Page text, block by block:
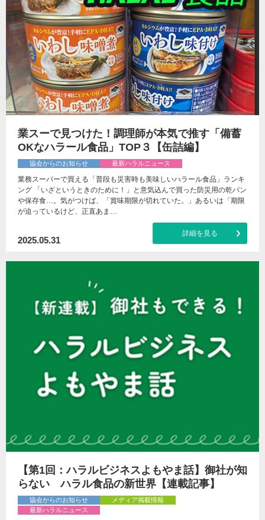
業スーで見つけた！調理師が本気で推す「備蓄
OKなハラール食品」TOP３【缶詰編】
協会からのお知らせ 最新ハラルニュース
業務スーパーで買える「普段も災害時も美味しいハラール食品」ランキ
ング 「いざというときのために！」と意気込んで買った防災用の乾パン
や保存食…。気がつけば、「賞味期限が切れていた。」あるいは「期限
が迫っているけど、正直あま…
2025.05.31
詳細を見る
【第1回：ハラルビジネスよもやま話】御社が知
らない ハラル食品の新世界【連載記事】
協会からのお知らせ
メディア掲載情報
最新ハラルニュース